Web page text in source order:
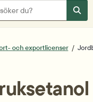
Sök
och exportlicenser